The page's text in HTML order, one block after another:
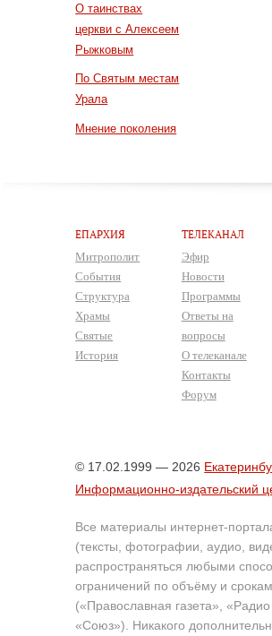
О таинствах
церкви с Алексеем
Рыжковым
По Святым местам
Урала
Мнение поколения
ЕПАРХИЯ
Митрополит
События
Структура
Храмы
Святые
История
ТЕЛЕКАНАЛ
Эфир
Новости
Программы
Ответы на
вопросы
О телеканале
Контакты
Форум
© 17.02.1999 — 2026
Информационно-издательский
Все материалы интернет-
(тексты, фотографии, аудио,
распространяться любыми
ограничений по объёму и
(«Православная газета»,
«Союз»). Никакого